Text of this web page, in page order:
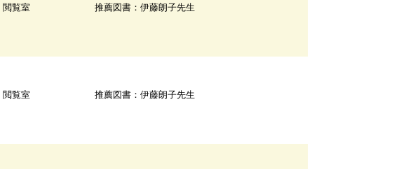
閲覧室 推薦図書：伊藤朗子先生
閲覧室 推薦図書：伊藤朗子先生